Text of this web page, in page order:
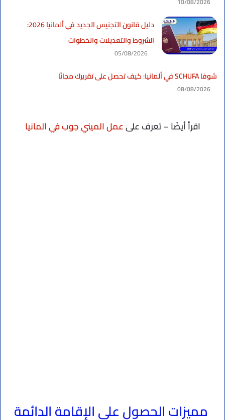
دليل قانون التجنيس الجديد في ألمانيا 2026:
الشروط والتعديلات والخطوات
05/08/2026
شوفا SCHUFA في ألمانيا: كيف تحصل على تقريرك مجانًا
08/08/2026
اقرأ أيضًا – تعرف علىعمل الميني جوب في المانيا
مميزات الحصول على الإقامة الدائمة